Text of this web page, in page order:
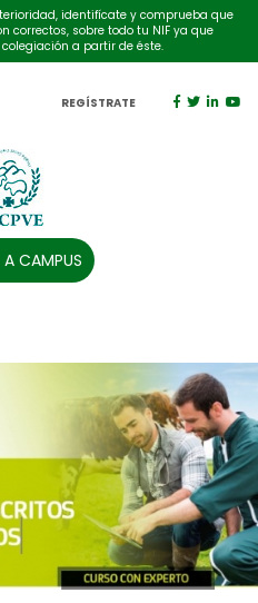
identifícate y comprueba que
correctos, sobre todo tu NIF ya que
a partir de éste.
REGÍSTRATE
CAMPUS